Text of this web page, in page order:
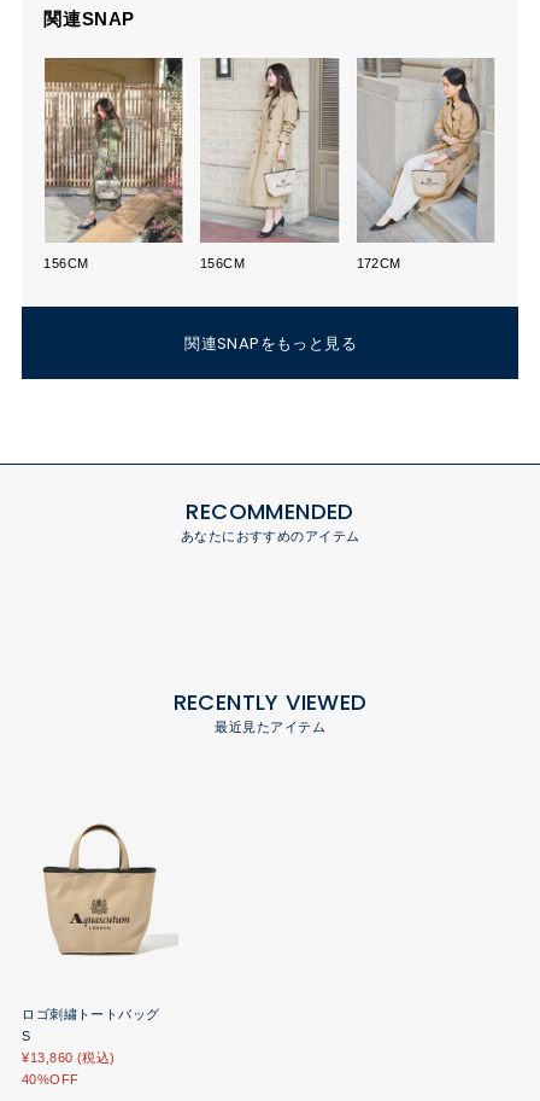
関連SNAP
156CM 156CM 172CM
関連SNAPをもっと見る
RECOMMENDED
あなたにおすすめのアイテム
RECENTLY VIEWED
最近見たアイテム
ロゴ刺繍トートバッグ
S
¥13,860 (税込)
40%OFF